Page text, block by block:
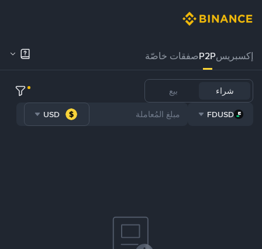
إكسبريسP2Pصفقات خاصّة
شراء بيع
FDUSD
USD